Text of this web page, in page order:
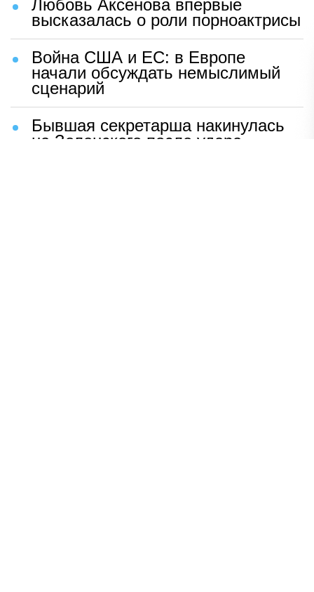
Любовь Аксенова впервые
высказалась о роли порноактрисы
Война США и ЕС: в Европе
начали обсуждать немыслимый
сценарий
Бывшая секретарша накинулась
на Зеленского после удара